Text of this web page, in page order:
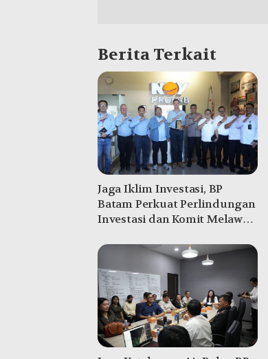
Berita Terkait
Jaga Iklim Investasi, BP
Batam Perkuat Perlindungan
Investasi dan Komit Melawan